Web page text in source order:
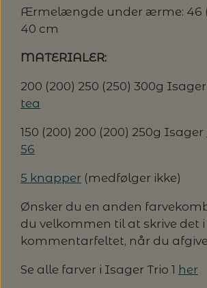
SPAR 40% - GLERUPS
JULEBRODERIER
BALDYRE: UDVALGTE
SOMMERGARN
MAGMA
STRIKKE- OG
SYTRÅD
Ærmelængde under ærme: 46
40 cm
MATERIALER:
200 (200) 250 (250) 300g Isager
tea
150 (200) 200 (200) 250g Isager
56
5 knapper (medfølger ikke)
Ønsker du en anden
du velkommen til at skrive det i
kommentarfeltet, når du
Se alle farver i Isager Trio 1 her